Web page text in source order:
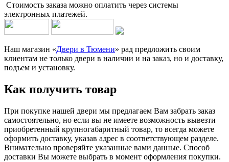
Стоимость заказа можно оплатить через системы
электронных платежей.
Наш магазин «Двери в Тюмени» рад предложить своим
клиентам не только двери в наличии и на заказ, но и доставку,
подъем и установку.
Как получить товар
При покупке нашей двери мы предлагаем Вам забрать заказ
самостоятельно, но если вы не имеете возможность вывезти
приобретенный крупногабаритный товар, то всегда можете
оформить доставку, указав адрес в соответствующем разделе.
Внимательно проверяйте указанные вами данные. Способ
доставки Вы можете выбрать в момент оформления покупки.